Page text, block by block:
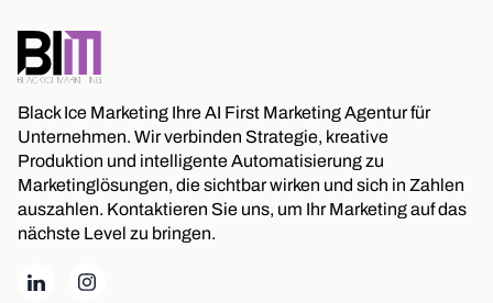
Black Ice Marketing Ihre AI First Marketing Agentur für
Unternehmen. Wir verbinden Strategie, kreative
Produktion und intelligente Automatisierung zu
Marketinglösungen, die sichtbar wirken und sich in Zahlen
auszahlen. Kontaktieren Sie uns, um Ihr Marketing auf das
nächste Level zu bringen.